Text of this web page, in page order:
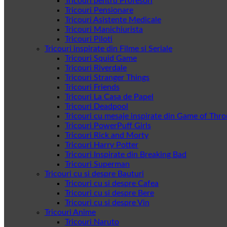
Tricouri Pensionare
Tricouri Asistente Medicale
Tricouri Manichiurista
Tricouri Piloti
Tricouri inspirate din Filme si Seriale
Tricouri Squid Game
Tricouri Riverdale
Tricouri Stranger Things
Tricouri Friends
Tricouri La Casa de Papel
Tricouri Deadpool
Tricouri cu mesaje inspirate din Game of
Tricouri PowerPuff Girls
Tricouri Rick and Morty
Tricouri Harry Potter
Tricouri Inspirate din Breaking Bad
Tricouri Superman
Tricouri cu si despre Bauturi
Tricouri cu si despre Cafea
Tricouri cu si despre Bere
Tricouri cu si despre Vin
Tricouri Anime
Tricouri Naruto